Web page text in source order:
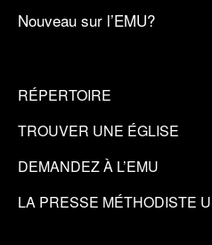
Nouveau sur l’EMU?
RÉPERTOIRE
TROUVER UNE ÉGLISE
DEMANDEZ À L’EMU
LA PRESSE MÉTHODISTE